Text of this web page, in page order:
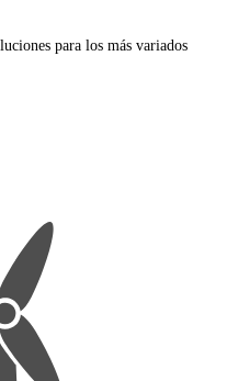
para los más variados